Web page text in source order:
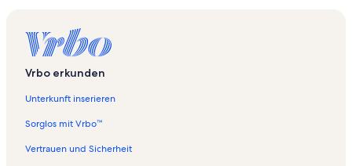
Vrbo erkunden
Unterkunft inserieren
Sorglos mit Vrbo™
Vertrauen und Sicherheit